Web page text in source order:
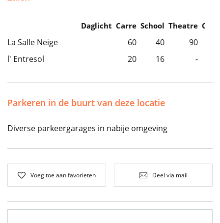
Daglicht Carre School Theatre
La Salle Neige 60 40
90
l' Entresol
20 16 -
Parkeren in de buurt van deze locatie
Diverse parkeergarages in nabije omgeving
Voeg toe aan favorieten Deel via mail